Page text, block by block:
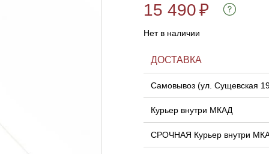
15 490₽
Нет в наличии
ДОСТАВКА
Самовывоз (ул. Сущевская
Курьер внутри МКАД
СРОЧНАЯ Курьер внутри